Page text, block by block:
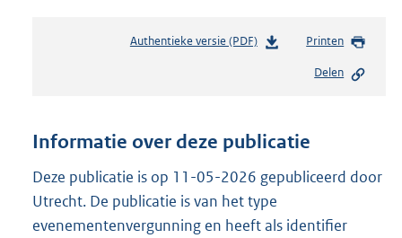
Authentieke versie (PDF)b
n
s
r
o
Printen
Delen
Informatie over deze publicatie
Deze publicatie is op 11-05-2026 gepubliceerd door
Utrecht. De publicatie is van het type
evenementenvergunning en heeft als identifier